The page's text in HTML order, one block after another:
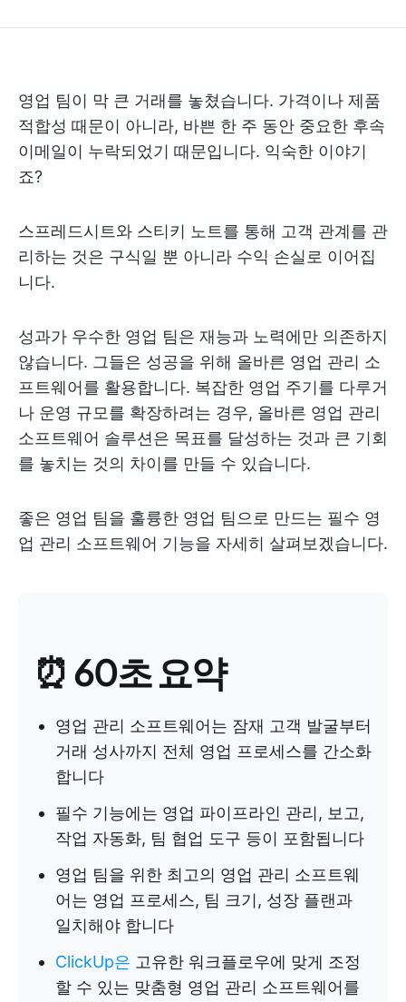
영업 팀이 막 큰 거래를 놓쳤습니다. 가격이나 제품
적합성 때문이 아니라, 바쁜 한 주 동안 중요한 후속
이메일이 누락되었기 때문입니다. 익숙한 이야기
죠?
스프레드시트와 스티키 노트를 통해 고객 관계를 관
리하는 것은 구식일 뿐 아니라 수익 손실로 이어집
니다.
성과가 우수한 영업 팀은 재능과 노력에만 의존하지
않습니다. 그들은 성공을 위해 올바른 영업 관리 소
프트웨어를 활용합니다. 복잡한 영업 주기를 다루거
나 운영 규모를 확장하려는 경우, 올바른 영업 관리
소프트웨어 솔루션은 목표를 달성하는 것과 큰 기회
를 놓치는 것의 차이를 만들 수 있습니다.
좋은 영업 팀을 훌륭한 영업 팀으로 만드는 필수 영
업 관리 소프트웨어 기능을 자세히 살펴보겠습니다.
⏰ 60초 요약
영업 관리 소프트웨어는 잠재 고객 발굴부터
거래 성사까지 전체 영업 프로세스를 간소화
합니다
필수 기능에는 영업 파이프라인 관리, 보고,
작업 자동화, 팀 협업 도구 등이 포함됩니다
영업 팀을 위한 최고의 영업 관리 소프트웨
어는 영업 프로세스, 팀 크기, 성장 플랜과
일치해야 합니다
ClickUp은 고유한 워크플로우에 맞게 조정
할 수 있는 맞춤형 영업 관리 소프트웨어를